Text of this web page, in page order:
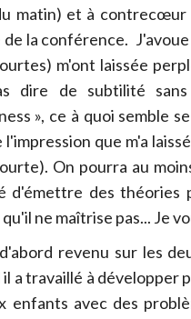
matin) et à contrecœur
de la conférence.
m'ont laissée
dire de subtilité
», ce à quoi semble
l'impression que m'a
On pourra au
d'émettre des théories
ne maîtrise pas... Je
revenu sur les
il a travaillé à développer
enfants avec des